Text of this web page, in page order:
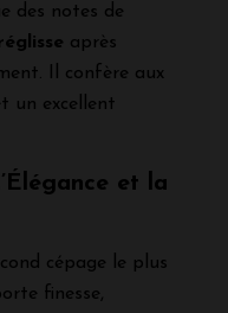
des notes de
après
Il confère aux
un excellent
et la
cépage le plus
finesse,